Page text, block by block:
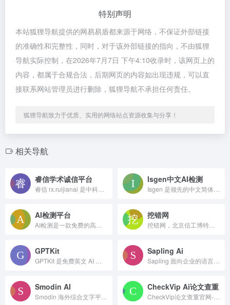
特别声明
本站狐狸导航提供的网易易盾都来源于网络，不保证外部链接
的准确性和完整性，同时，对于该外部链接的指向，不由狐狸
导航实际控制，在2026年7月7日 下午4:10收录时，该网页上的
内容，都属于合规合法，后期网页的内容如出现违规，可以直
接联系网站管理员进行删除，狐狸导航不承担任何责任。
狐狸导航致力于优质、实用的网络站点资源收集与分享！
相关导航
睿信学术诚信平台 Isgen中文AI检测
AI检测平台 挖错网
GPTKit Sapling Ai
Smodin AI CheckVip Ai论文查重